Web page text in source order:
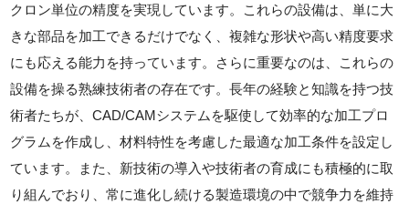
クロン単位の精度を実現しています。これらの設備は、単に大
きな部品を加工できるだけでなく、複雑な形状や高い精度要求
にも応える能力を持っています。さらに重要なのは、これらの
設備を操る熟練技術者の存在です。長年の経験と知識を持つ技
術者たちが、CAD/CAMシステムを駆使して効率的な加工プロ
グラムを作成し、材料特性を考慮した最適な加工条件を設定し
ています。また、新技術の導入や技術者の育成にも積極的に取
り組んでおり、常に進化し続ける製造環境の中で競争力を維持